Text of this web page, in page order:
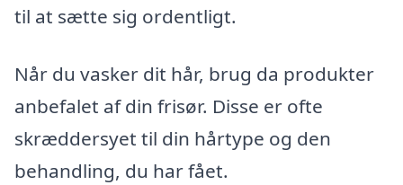
til at sætte sig ordentligt.
Når du vasker dit hår, brug da produkter
anbefalet af din frisør. Disse er ofte
skræddersyet til din hårtype og den
behandling, du har fået.